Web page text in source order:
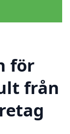
för
från